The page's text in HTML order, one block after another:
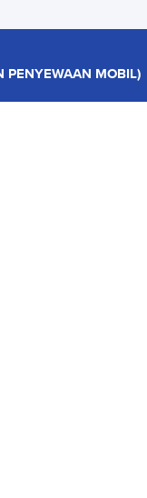
PENYEWAAN MOBIL)